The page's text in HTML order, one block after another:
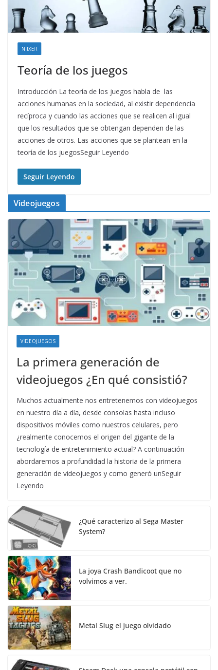
NIIXER
Teoría de los juegos
Introducción La teoría de los juegos habla de las
acciones humanas en la sociedad, al existir dependencia
recíproca y cuando las acciones que se realicen al igual
que los resultados que se obtengan dependen de las
acciones de otros. Las acciones que se plantean en la
teoría de los juegosSeguir Leyendo
Seguir Leyendo
Videojuegos
VIDEOJUEGOS
La primera generación de
videojuegos ¿En qué consistió?
Muchos actualmente nos entretenemos con videojuegos
en nuestro día a día, desde consolas hasta incluso
dispositivos móviles como nuestros celulares, pero
¿realmente conocemos el origen del gigante de la
tecnología de entretenimiento actual? A continuación
abordaremos a profundidad la historia de la primera
generación de videojuegos y como generó unSeguir
Leyendo
¿Qué caracterizo al Sega Master
System?
La joya Crash Bandicoot que no
volvimos a ver.
Metal Slug el juego olvidado